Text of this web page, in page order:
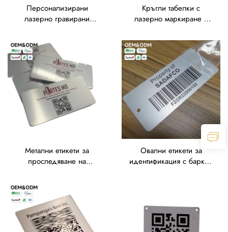
Персонализирани
лазерно гравирани
идентификация на
активи,
водонепроницаеми,
антикорозионни,
издръжливи табелки и
етикети от неръждаема
стомана и алуминий с QR
код
Кръгли табелки с
лазерно маркиране и
отвор за марки на голф
продукти, инструкции,
серийни номера и QR
кодове, QR етикети за
активи
Метални етикети за
проследяване на
матова повърхност и
винтова фиксация,
стабилни табелки за
европейски марки,
етикети за инвентар
Овални етикети за
идентификация с баркод
активи, етикети за
верификация